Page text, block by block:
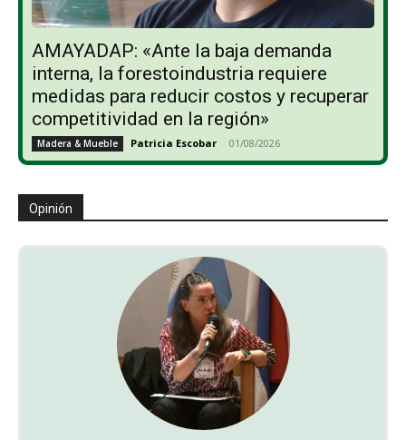
AMAYADAP: «Ante la baja demanda
interna, la forestoindustria requiere
medidas para reducir costos y recuperar
competitividad en la región»
Madera & Mueble Patricia Escobar - 01/08/2026
Opinión